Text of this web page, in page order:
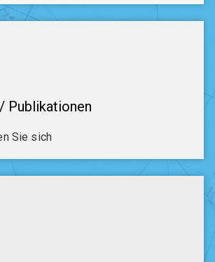
Publikationen
Sie sich